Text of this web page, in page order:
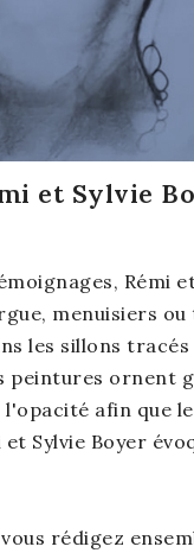
et Sylvie
Rémi
menuisiers
les sillons
peintures ornent
l'opacité afin que
et Sylvie Boyer
vous rédigez